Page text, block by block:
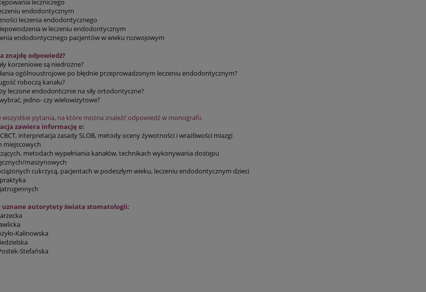
leczniczego
endodontycznym
leczenia endodontycznego
w leczeniu endodontycznym
endodontycznego pacjentów w wieku rozwojowym
znajdę odpowiedź?
korzeniowe są niedrożne?
ogólnoustrojowe po błędnie przeprowadzonym leczeniu endodontycznym?
roboczą kanału?
leczone endodontcznie na siły ortodontyczne?
jedno- czy wielowizytowe?
wszystkie pytania, na które można znaleźć odpowiedź w monografii.
zawiera informację o:
interpretacja zasady SLOB, metody oceny żywotności i wrażliwości miazgi
miejscowych
metodach wypełniania kanałów, technikach wykonywania dostępu
maszynowych
cukrzycą, pacjentach w podeszłym wieku, leczeniu endodontycznym dzieci
uznane autorytety świata stomatologii:
Kalinowska
Stefańska